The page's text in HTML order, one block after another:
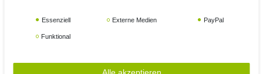
Essenziell Externe Medien PayPal
Funktional